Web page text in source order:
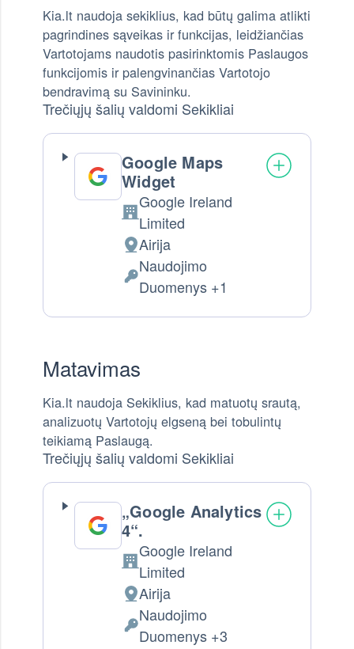
Kia.lt naudoja sekiklius, kad būtų galima atlikti
pagrindines sąveikas ir funkcijas, leidžiančias
Vartotojams naudotis pasirinktomis Paslaugos
funkcijomis ir palengvinančias Vartotojo
bendravimą su Savininku.
Trečiųjų šalių valdomi Sekikliai
Google Maps
Widget
Company:
Google Ireland
Limited
Tvarkymo vieta:
Airija
Tvarkomi Asmens Duomenys:
Naudojimo
Duomenys +1
Matavimas
Kia.lt naudoja Sekiklius, kad matuotų srautą,
analizuotų Vartotojų elgseną bei tobulintų
teikiamą Paslaugą.
Trečiųjų šalių valdomi Sekikliai
„Google Analytics
4“.
Company:
Google Ireland
Limited
Tvarkymo vieta:
Airija
Tvarkomi Asmens Duomenys:
Naudojimo
Duomenys +3